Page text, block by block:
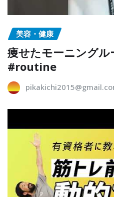
美容・健康
痩せたモーニングル
#routine